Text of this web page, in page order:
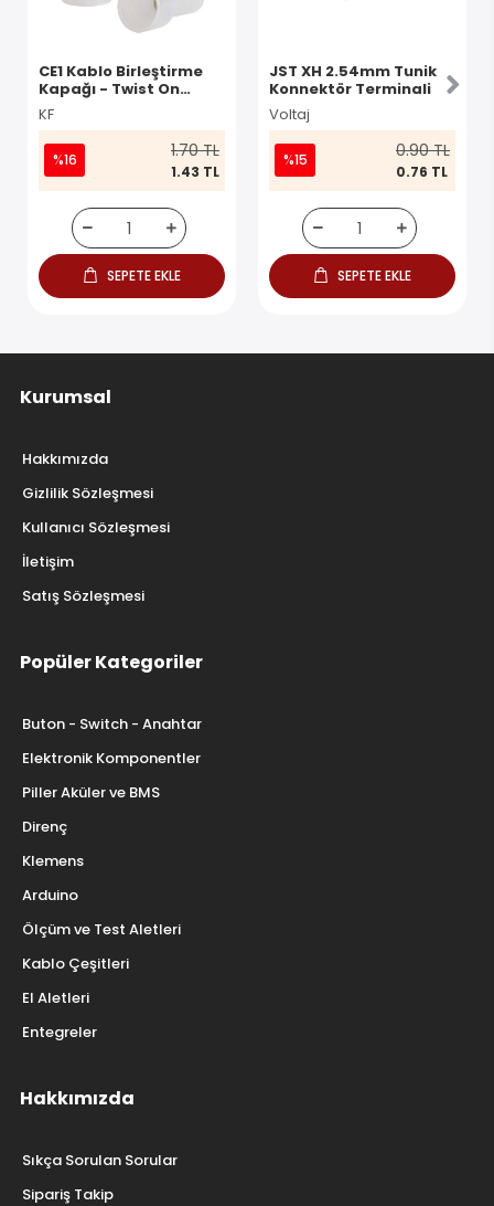
CE1 Kablo Birleştirme
Kapağı - Twist On
Konnektör
KF
%16 1.70 TL
1.43 TL
SEPETE EKLE
JST XH 2.54mm Tunik
Konnektör Terminali
Voltaj
%15 0.90 TL
0.76 TL
SEPETE EKLE
Kurumsal
Hakkımızda
Gizlilik Sözleşmesi
Kullanıcı Sözleşmesi
İletişim
Satış Sözleşmesi
Popüler Kategoriler
Buton - Switch - Anahtar
Elektronik Komponentler
Piller Aküler ve BMS
Direnç
Klemens
Arduino
Ölçüm ve Test Aletleri
Kablo Çeşitleri
El Aletleri
Entegreler
Hakkımızda
Sıkça Sorulan Sorular
Sipariş Takip